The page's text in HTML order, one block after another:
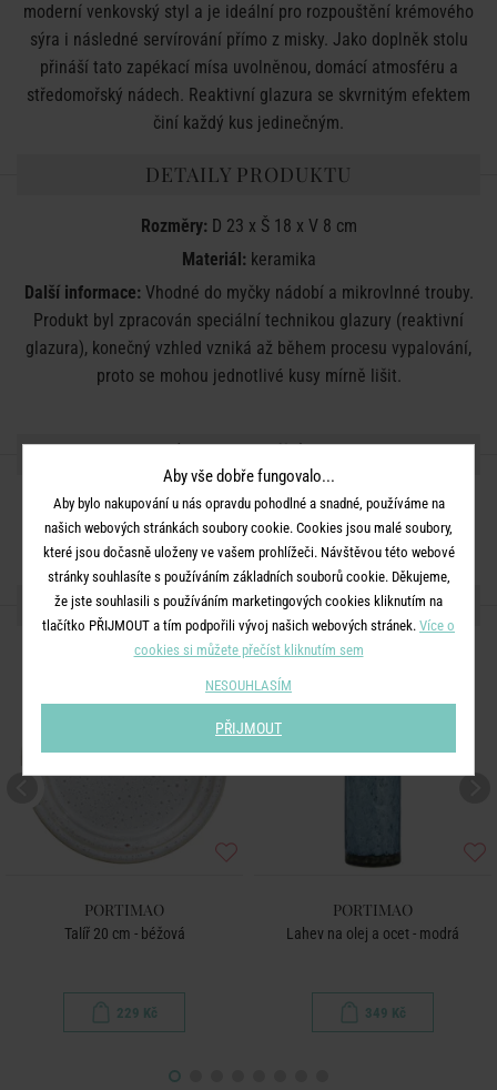
moderní venkovský styl a je ideální pro rozpouštění krémového
sýra i následné servírování přímo z misky. Jako doplněk stolu
přináší tato zapékací mísa uvolněnou, domácí atmosféru a
středomořský nádech. Reaktivní glazura se skvrnitým efektem
činí každý kus jedinečným.
DETAILY PRODUKTU
Rozměry:D 23 x Š 18 x V 8 cm
Materiál:keramika
Další informace: Vhodné do myčky nádobí a mikrovlnné trouby.
Produkt byl zpracován speciální technikou glazury (reaktivní
glazura), konečný vzhled vzniká až během procesu vypalování,
proto se mohou jednotlivé kusy mírně lišit.
SDÍLEJTE S PŘÁTELI
DALŠÍ PRODUKTY ZE SÉRIE
PORTIMAO
Talíř 20 cm - béžová
229 Kč
PORTIMAO
Lahev na olej a ocet - modrá
349 Kč
Aby vše dobře fungovalo...
Aby bylo nakupování u nás opravdu pohodlné a snadné, používáme na
našich webových stránkách soubory cookie. Cookies jsou malé soubory,
které jsou dočasně uloženy ve vašem prohlížeči. Návštěvou této webové
stránky souhlasíte s používáním základních souborů cookie. Děkujeme,
že jste souhlasili s používáním marketingových cookies kliknutím na
tlačítko PŘIJMOUT a tím podpořili vývoj našich webových stránek. Více o
cookies si můžete přečíst kliknutím sem
NESOUHLASÍM
PŘIJMOUT